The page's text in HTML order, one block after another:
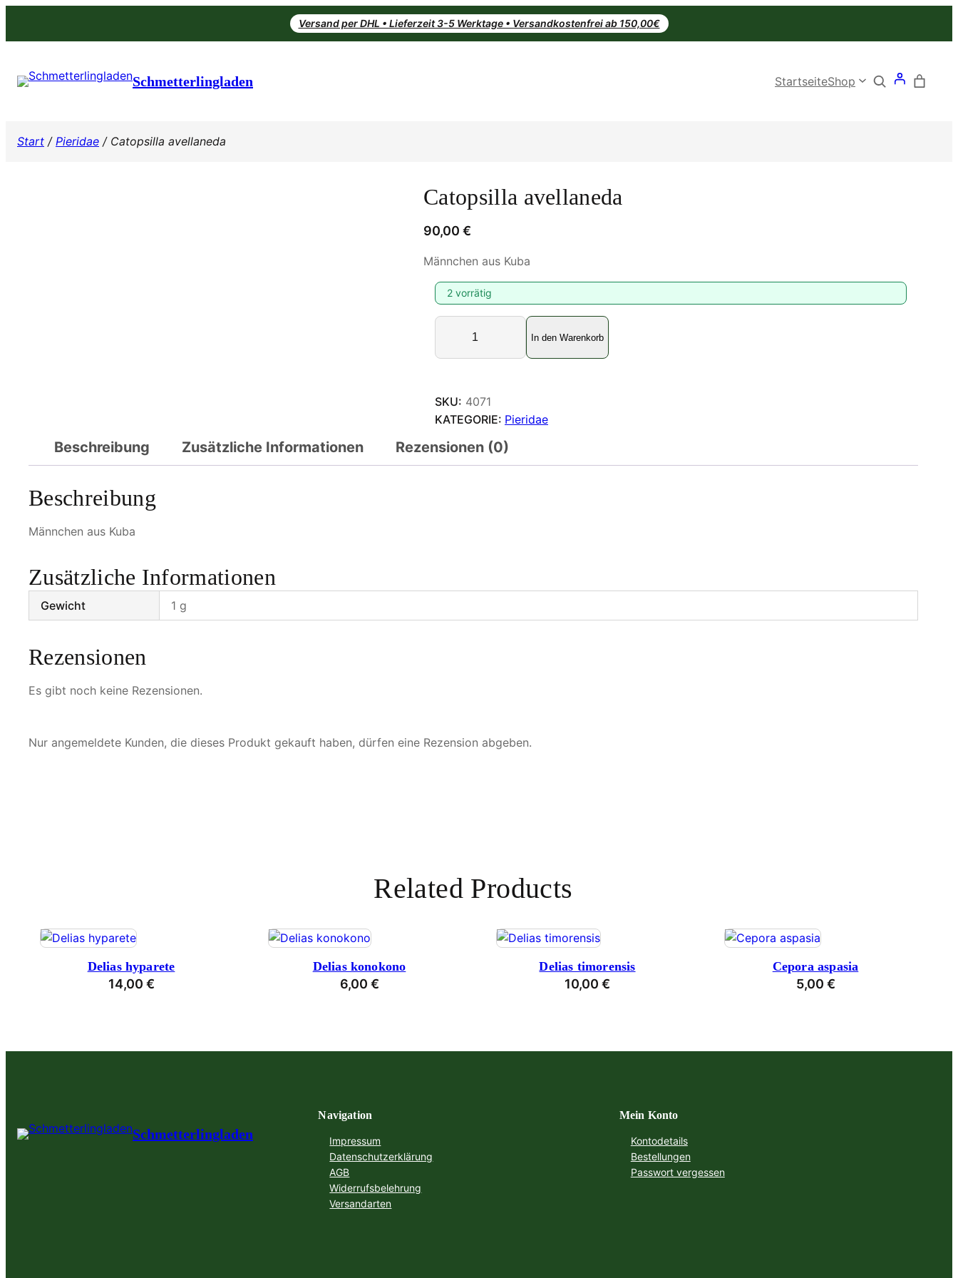
Versand per DHL • Lieferzeit 3-5 Werktage • Versandkostenfrei ab 150,00€
Schmetterlingladen StartseiteShop Search
Start / Pieridae / Catopsilla avellaneda
Catopsilla avellaneda
90,00 €
Männchen aus Kuba
2 vorrätig
C
t
p
s
l
l
a
In den Warenkorb
SKU: 4071
KATEGORIE: Pieridae
Beschreibung Zusätzliche Informationen Rezensionen (0)
Beschreibung
Männchen aus Kuba
Zusätzliche Informationen
Gewicht 1 g
Rezensionen
Es gibt noch keine Rezensionen.
Nur angemeldete Kunden, die dieses Produkt gekauft haben, dürfen eine Rezension abgeben.
Related Products
Delias hyparete
14,00 €
Delias konokono
6,00 €
Delias timorensis
10,00 €
Cepora aspasia
5,00 €
Schmetterlingladen
Navigation
Impressum
Datenschutzerklärung
AGB
Widerrufsbelehrung
Versandarten
Mein Konto
Kontodetails
Bestellungen
Passwort vergessen